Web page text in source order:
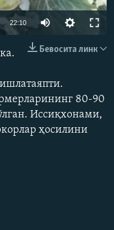
22:10
480p
1080p
Бевосита линк
80-90
Иссиқхонами,
ҳосилини